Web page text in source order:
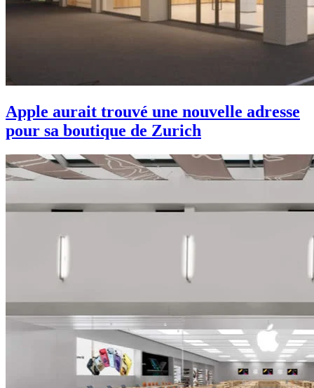
Apple aurait trouvé une nouvelle adresse
pour sa boutique de Zurich